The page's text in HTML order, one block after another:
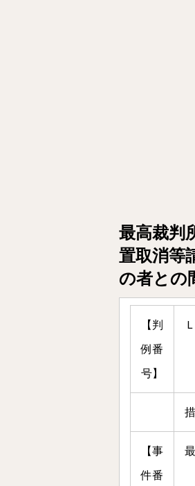
最高裁判
置取消等
の者との
【判
例番
号】
【事
件番